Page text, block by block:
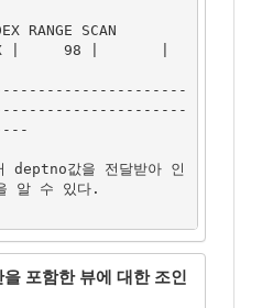
SCAN
|     98 |       |
deptno값을 전달받아 인
알 수 있다.
포함한 뷰에 대한 조인